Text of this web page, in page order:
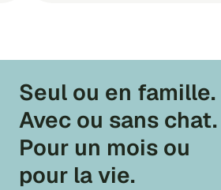
Seul ou en famille.
Avec ou sans chat.
Pour un mois ou
pour la vie.